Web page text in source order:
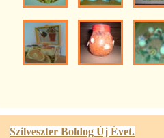
Szilveszter Boldog Új Évet.